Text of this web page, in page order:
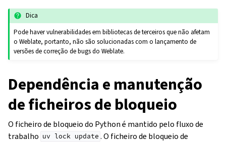
Dica
Pode haver vulnerabilidades em bibliotecas de terceiros que não afetam
o Weblate, portanto, não são solucionadas com o lançamento de
versões de correção de bugs do Weblate.
Dependência e manutenção
de ficheiros de bloqueio
O ficheiro de bloqueio do Python é mantido pelo fluxo de
trabalho uv lock update . O ficheiro de bloqueio de